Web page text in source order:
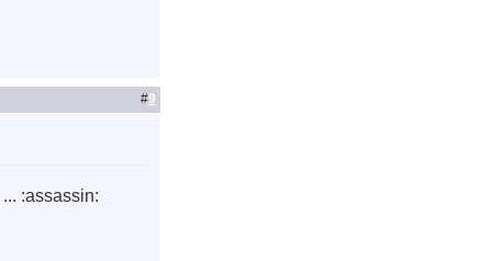
#9
:assassin: